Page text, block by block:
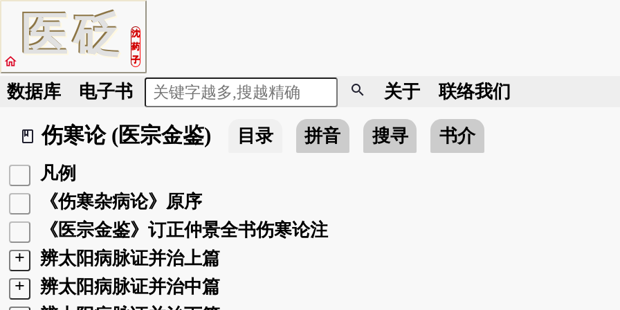
医砭
沈
药
子
home
数据库 电子书 search 关于 联络我们
book_2
伤寒论 (医宗金鉴) 目录 拼音 搜寻
书介
凡例
《伤寒杂病论》原序
《医宗金鉴》订正仲景全书伤寒论注
+
辨太阳病脉证并治上篇
+
辨太阳病脉证并治中篇